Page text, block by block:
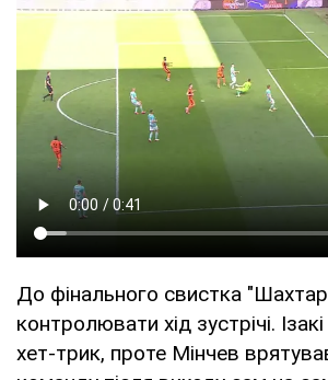
До фінального свистка
контролювати хід зустрічі.
хет-трик, проте Мінчев